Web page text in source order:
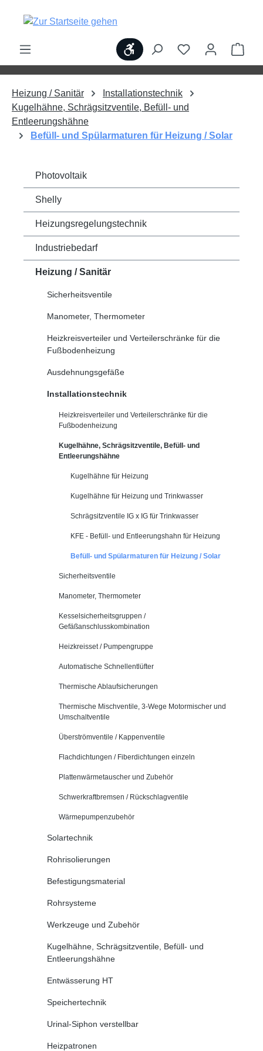
springen
Werkzeugleiste anzeigen
Heizung / Sanitär
Installationstechnik
Kugelhähne, Schrägsitzventile, Befüll- und
Entleerungshähne
Befüll- und Spülarmaturen für Heizung / Solar
Photovoltaik
Shelly
Heizungsregelungstechnik
Industriebedarf
Heizung / Sanitär
Sicherheitsventile
Manometer, Thermometer
Heizkreisverteiler und Verteilerschränke für die
Fußbodenheizung
Ausdehnungsgefäße
Installationstechnik
Heizkreisverteiler und Verteilerschränke für die
Fußbodenheizung
Kugelhähne, Schrägsitzventile, Befüll- und
Entleerungshähne
Kugelhähne für Heizung
Kugelhähne für Heizung und Trinkwasser
Schrägsitzventile IG x IG für Trinkwasser
KFE - Befüll- und Entleerungshahn für Heizung
Befüll- und Spülarmaturen für Heizung / Solar
Sicherheitsventile
Manometer, Thermometer
Kesselsicherheitsgruppen /
Gefäßanschlusskombination
Heizkreisset / Pumpengruppe
Automatische Schnellentlüfter
Thermische Ablaufsicherungen
Thermische Mischventile, 3-Wege Motormischer und
Umschaltventile
Überströmventile / Kappenventile
Flachdichtungen / Fiberdichtungen einzeln
Plattenwärmetauscher und Zubehör
Schwerkraftbremsen / Rückschlagventile
Wärmepumpenzubehör
Solartechnik
Rohrisolierungen
Befestigungsmaterial
Rohrsysteme
Werkzeuge und Zubehör
Kugelhähne, Schrägsitzventile, Befüll- und
Entleerungshähne
Entwässerung HT
Speichertechnik
Urinal-Siphon verstellbar
Heizpatronen